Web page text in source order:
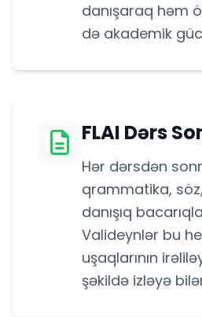
danışaraq həm
də akademik
FLAI Dərs
Hər dərsdən
qrammatika,
danışıq
Valideynlər bu
uşaqlarının
şəkildə izləyə